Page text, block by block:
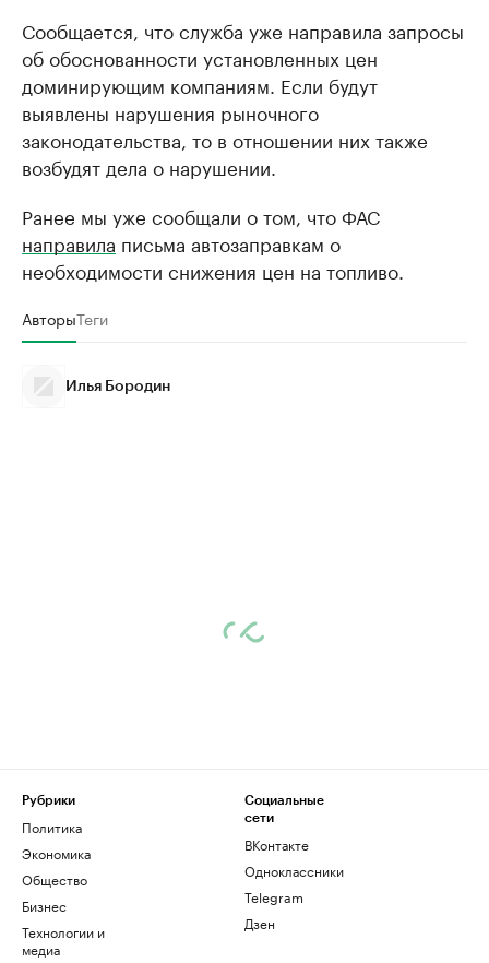
Сообщается, что служба уже направила запросы
об обоснованности установленных цен
доминирующим компаниям. Если будут
выявлены нарушения рыночного
законодательства, то в отношении них также
возбудят дела о нарушении.
Ранее мы уже сообщали о том, что ФАС
направила письма автозаправкам о
необходимости снижения цен на топливо.
АвторыТеги
Илья Бородин
Рубрики
Политика
Экономика
Общество
Бизнес
Технологии и
медиа
Социальные
сети
ВКонтакте
Одноклассники
Telegram
Дзен